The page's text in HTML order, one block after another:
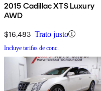
2015 Cadillac XTS Luxury
AWD
$16,483 Trato justo
Incluye tarifas de conc.